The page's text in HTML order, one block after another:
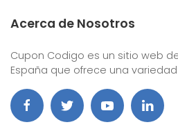
Acerca de Nosotros
Cupon Codigo es un sitio web
España que ofrece una